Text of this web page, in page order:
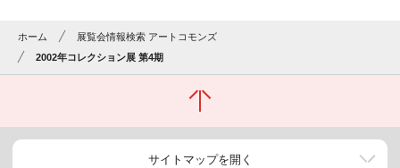
ホーム
展覧会情報検索 アートコモンズ
2002年コレクション展 第4期
サイトマップを開く